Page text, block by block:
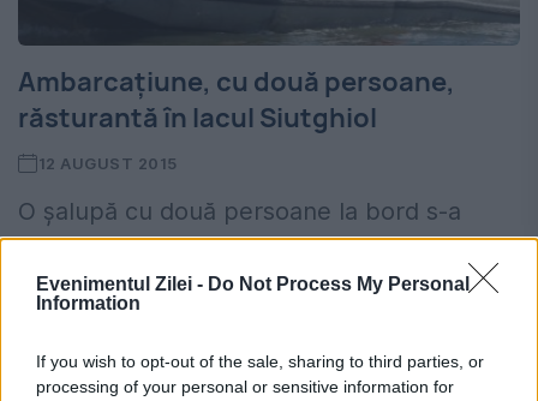
Evenimentul Zilei - Do Not Process My Personal
Information
If you wish to opt-out of the sale, sharing to third parties, or
processing of your personal or sensitive information for
Ambarcaţiune, cu două persoane,
răsturantă în lacul Siutghiol
12 AUGUST 2015
O şalupă cu două persoane la bord s-a
Siutghiol. Pompierii ISU Dobrogea au fost
victimelor....